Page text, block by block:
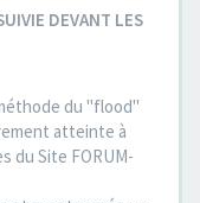
DEVANT LES
du "flood"
atteinte à
du Site FORUM-